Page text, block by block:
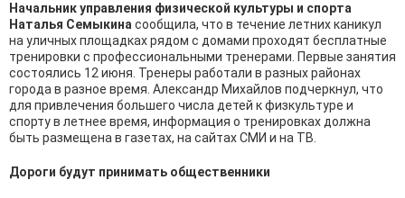
Начальник управления физической культуры и спорта
Наталья Семыкина сообщила, что в течение летних каникул
на уличных площадках рядом с домами проходят бесплатные
тренировки с профессиональными тренерами. Первые занятия
состоялись 12 июня. Тренеры работали в разных районах
города в разное время. Александр Михайлов подчеркнул, что
для привлечения большего числа детей к физкультуре и
спорту в летнее время, информация о тренировках должна
быть размещена в газетах, на сайтах СМИ и на ТВ.
Дороги будут принимать общественники